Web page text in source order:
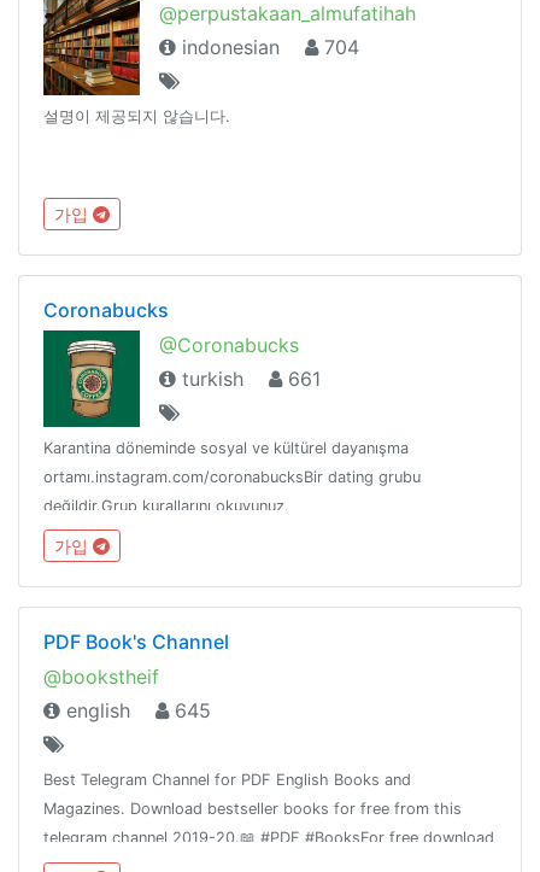
@perpustakaan_almufatihah
indonesian
704
설명이 제공되지 않습니다.
가입
Coronabucks
@Coronabucks
turkish
661
Karantina döneminde sosyal ve kültürel dayanışma
ortamı.instagram.com/coronabucksBir dating grubu
değildir.Grup kurallarını okuyunuz.
가입
PDF Book's Channel
@bookstheif
english
645
Best Telegram Channel for PDF English Books and
Magazines. Download bestseller books for free from this
telegram channel 2019-20.📖 #PDF #BooksFor free download
books, join: https://t.me/PDFBooksChannel